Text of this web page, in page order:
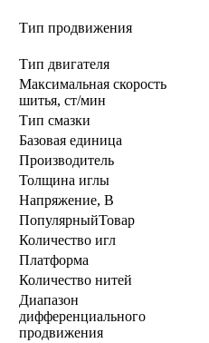
Тип продвижения
Тип двигателя
Максимальная скорость
шитья, ст/мин
Тип смазки
Базовая единица
Производитель
Толщина иглы
Напряжение, В
ПопулярныйТовар
Количество игл
Платформа
Количество нитей
Диапазон
дифференциального
продвижения